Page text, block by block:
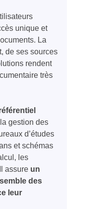
unique et
La
de ses sources
rendent
très
gestion des
d’études
et schémas
les
assure un
des
leur